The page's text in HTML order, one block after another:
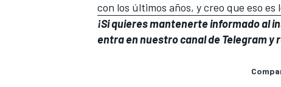
con los últimos años, y creo que eso es
¡Si quieres mantenerte informado al
entra ennuestro canal de Telegramy